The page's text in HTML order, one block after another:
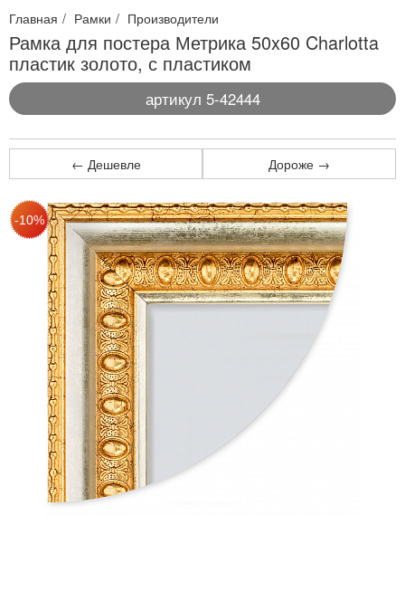
Главная Рамки Производители
Рамка для постера Метрика 50x60 Charlotta
пластик золото, с пластиком
артикул 5-42444
← Дешевле Дороже →